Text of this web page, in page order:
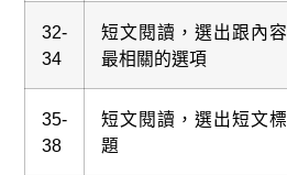
32-
34
短文閱讀，選出跟內容
最相關的選項
35-
38
短文閱讀，選出短文標
題